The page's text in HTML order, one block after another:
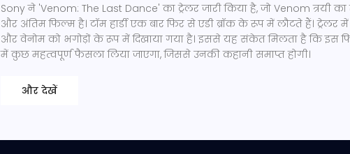
Sony ने 'Venom: The Last Dance' का ट्रेलर जारी किया है, जो Venom त्रयी का
और अंतिम फिल्म है। टॉम हार्डी एक बार फिर से एडी ब्रॉक के रूप में लौटते हैं। ट्रेलर में
और वेनोम को भगोड़ों के रूप में दिखाया गया है। इससे यह संकेत मिलता है कि इस
में कुछ महत्वपूर्ण फैसला लिया जाएगा, जिससे उनकी कहानी समाप्त होगी।
और देखें